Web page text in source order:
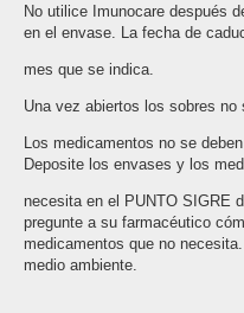
No utilice Imunocare después
en el envase. La fecha de
mes que se indica.
Una vez abiertos los sobres no
Los medicamentos no se
Deposite los envases y los
necesita en el PUNTO SIGRE
pregunte a su farmacéutico
medicamentos que no
medio ambiente.